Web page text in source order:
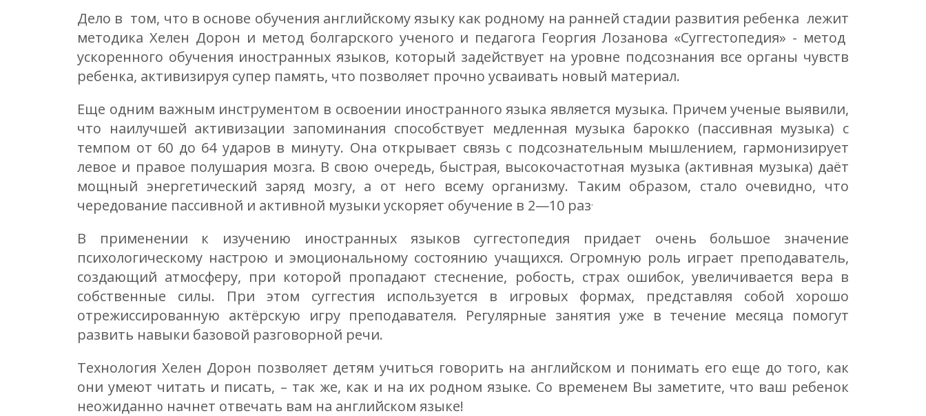
Дело в том, что в основе обучения английскому языку как родному на ранней стадии развития ребенка лежит
методика Хелен Дорон и метод болгарского ученого и педагога Георгия Лозанова «Суггестопедия» - метод
ускоренного обучения иностранных языков, который задействует на уровне подсознания все органы чувств
ребенка, активизируя супер память, что позволяет прочно усваивать новый материал.
Еще одним важным инструментом в освоении иностранного языка является музыка. Причем ученые выявили,
что наилучшей активизации запоминания способствует медленная музыка барокко (пассивная музыка) с
темпом от 60 до 64 ударов в минуту. Она открывает связь с подсознательным мышлением, гармонизирует
левое и правое полушария мозга. В свою очередь, быстрая, высокочастотная музыка (активная музыка) даёт
мощный энергетический заряд мозгу, а от него всему организму. Таким образом, стало очевидно, что
чередование пассивной и активной музыки ускоряет обучение в 2—10 раз.
В применении к изучению иностранных языков суггестопедия придает очень большое значение
психологическому настрою и эмоциональному состоянию учащихся. Огромную роль играет преподаватель,
создающий атмосферу, при которой пропадают стеснение, робость, страх ошибок, увеличивается вера в
собственные силы. При этом суггестия используется в игровых формах, представляя собой хорошо
отрежиссированную актёрскую игру преподавателя. Регулярные занятия уже в течение месяца помогут
развить навыки базовой разговорной речи.
Технология Хелен Дорон позволяет детям учиться говорить на английском и понимать его еще до того, как
они умеют читать и писать, – так же, как и на их родном языке. Со временем Вы заметите, что ваш ребенок
неожиданно начнет отвечать вам на английском языке!